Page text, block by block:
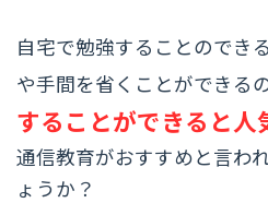
自宅で勉強することのでき
や手間を省くことができるの
することができると人
通信教育がおすすめと言わ
ょうか？